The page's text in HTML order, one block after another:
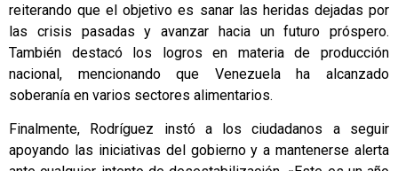
reiterando que el objetivo es sanar las heridas dejadas por
las crisis pasadas y avanzar hacia un futuro próspero.
También destacó los logros en materia de producción
nacional, mencionando que Venezuela ha alcanzado
soberanía en varios sectores alimentarios.
Finalmente, Rodríguez instó a los ciudadanos a seguir
apoyando las iniciativas del gobierno y a mantenerse alerta